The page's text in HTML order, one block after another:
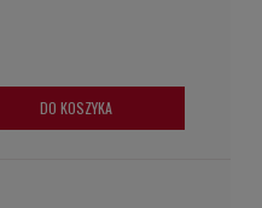
DO KOSZYKA